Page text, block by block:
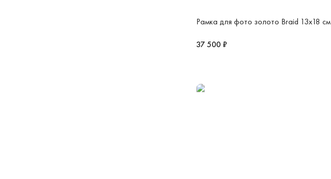
Рамка для фото золото Braid 13х18 см
37 500 ₽